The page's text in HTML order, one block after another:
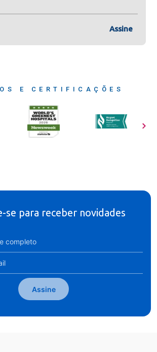
Assine
E CERTIFICAÇÕES
se para receber novidades
Assine